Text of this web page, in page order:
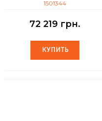
1501344
72 219 грн.
КУПИТЬ
КУПИТЬ